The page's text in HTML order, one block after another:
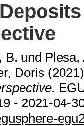
B. und Plesa,
Doris
- 2021-04-